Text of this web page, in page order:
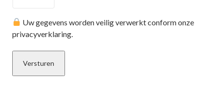
Uw gegevens worden veilig verwerkt conform onze
privacyverklaring.